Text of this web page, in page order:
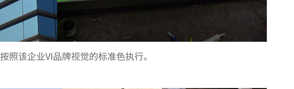
照该企业VI品牌视觉的标准色执行。